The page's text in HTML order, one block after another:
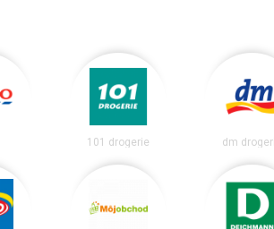
101 drogerie dm